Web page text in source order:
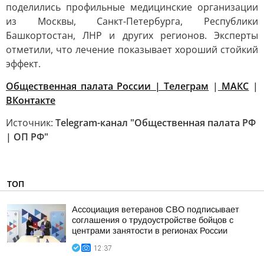
поделились профильные медицинские организации
из Москвы, Санкт-Петербурга, Республики
Башкортостан, ЛНР и других регионов. Эксперты
отметили, что лечение показывает хороший стойкий
эффект.
Общественная палата России | Телеграм | MAКС |
ВКонтакте
Источник: Telegram-канал "Общественная палата РФ
| ОП РФ"
ТОП
Ассоциация ветеранов СВО подписывает
соглашения о трудоустройстве бойцов с
центрами занятости в регионах России
12:37